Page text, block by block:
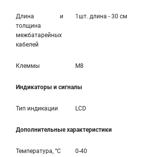
Длина и
толщина
межбатарейных
кабелей
1шт. длина - 30 см
Клеммы M8
Индикаторы и сигналы
Тип индикации LCD
Дополнительные характеристики
Температура, °С 0-40